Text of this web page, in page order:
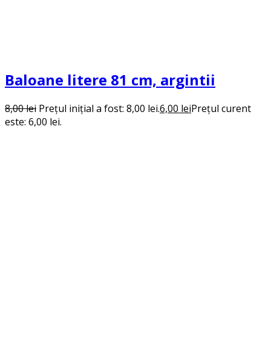
Baloane litere 81 cm, argintii
8,00lei Prețul inițial a fost: 8,00 lei.6,00 leiPrețul curent
este: 6,00 lei.